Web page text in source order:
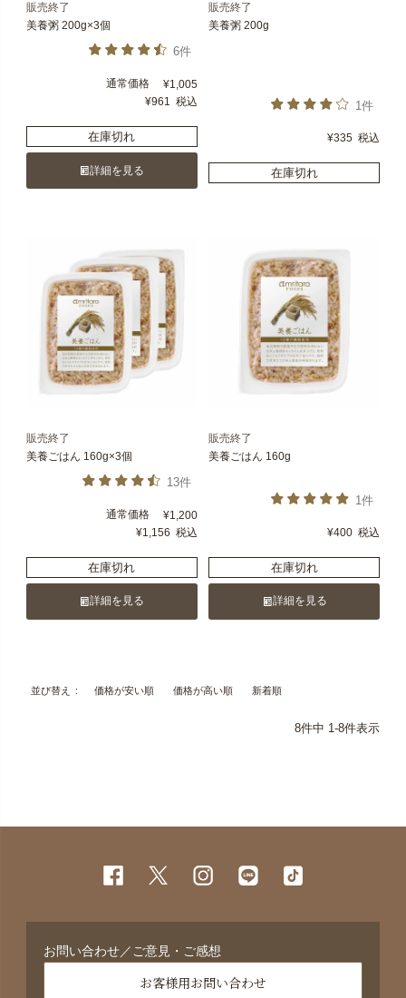
販売終了
美養粥 200g×3個
6件
通常価格 ¥1,005
¥961 税込
在庫切れ
詳細を見る
販売終了
美養粥 200g
1件
¥335 税込
在庫切れ
販売終了
美養ごはん 160g×3個
13件
通常価格 ¥1,200
¥1,156 税込
在庫切れ
詳細を見る
販売終了
美養ごはん 160g
1件
¥400 税込
在庫切れ
詳細を見る
並び替え 価格が安い順 価格が高い順 新着順
8件中 1-8件表示
お問い合わせ／ご意見・ご感想
お客様用お問い合わせ